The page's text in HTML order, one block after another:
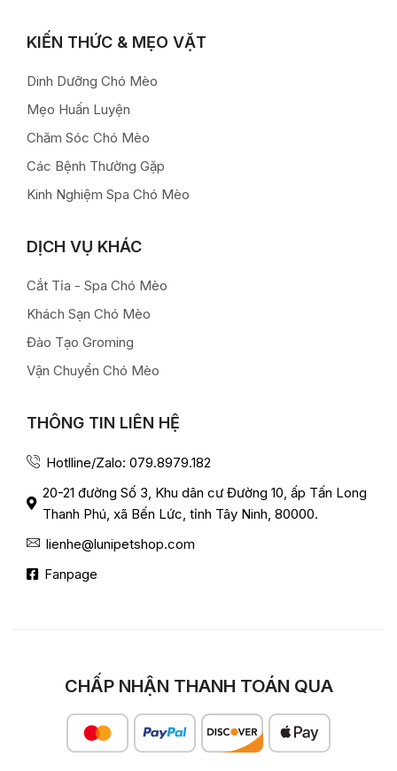
KIẾN THỨC & MẸO VẶT
Dinh Dưỡng Chó Mèo
Mẹo Huấn Luyện
Chăm Sóc Chó Mèo
Các Bệnh Thường Gặp
Kinh Nghiệm Spa Chó Mèo
DỊCH VỤ KHÁC
Cắt Tỉa - Spa Chó Mèo
Khách Sạn Chó Mèo
Đào Tạo Groming
Vận Chuyển Chó Mèo
THÔNG TIN LIÊN HỆ
Hotlline/Zalo: 079.8979.182
20-21 đường Số 3, Khu dân cư Đường 10, ấp Tấn Long
Thanh Phú, xã Bến Lức, tỉnh Tây Ninh, 80000.
lienhe@lunipetshop.com
Fanpage
CHẤP NHẬN THANH TOÁN QUA